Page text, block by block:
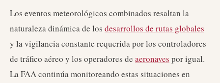
Los eventos meteorológicos combinados resaltan la
naturaleza dinámica de los desarrollos de rutas globales
y la vigilancia constante requerida por los controladores
de tráfico aéreo y los operadores de aeronaves por igual.
La FAA continúa monitoreando estas situaciones en